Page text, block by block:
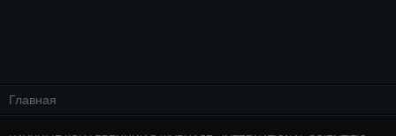
Главная